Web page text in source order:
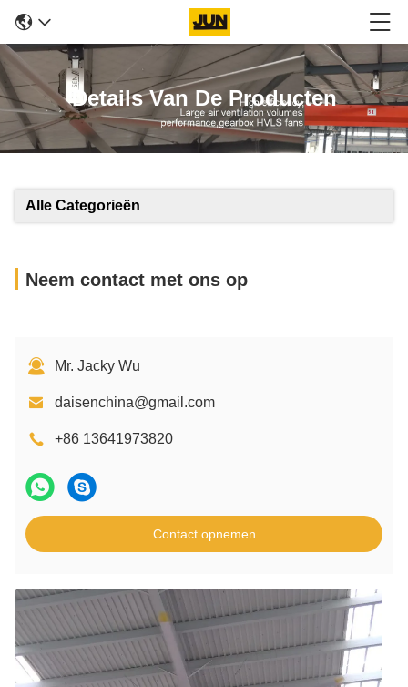
Details Van De Producten
Alle Categorieën
Neem contact met ons op
Mr. Jacky Wu
daisenchina@gmail.com
+86 13641973820
Contact opnemen